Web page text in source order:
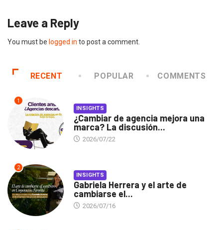
Leave a Reply
You must be logged in to post a comment.
RECENT POPULAR COMMENTS
1
INSIGHTS
¿Cambiar de agencia mejora una
marca? La discusión...
2026/07/22
2
INSIGHTS
Gabriela Herrera y el arte de
cambiarse el...
2026/07/16